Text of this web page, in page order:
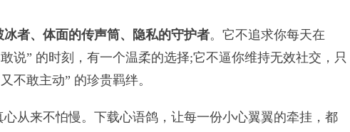
冰者、体面的传声筒、隐私的守护者。它不追求你每天在
说” 的时刻，有一个温柔的选择;它不逼你维持无效社交，只
不敢主动” 的珍贵羁绊。
来不怕慢。下载心语鸽，让每一份小心翼翼的牵挂，都